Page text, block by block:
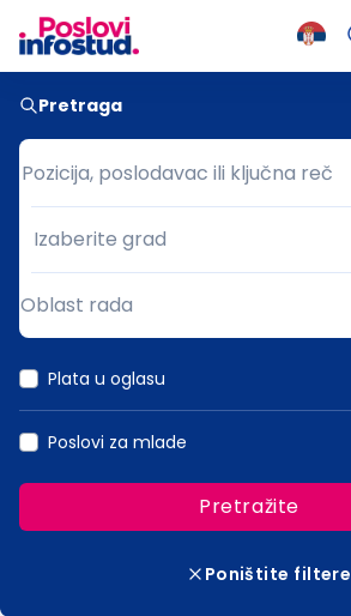
Pretraga
Pozicija, poslodavac ili ključna reč
Pozicija, poslodavac ili ključna reč
Grad
Izaberite grad
Oblast rada
Plata u oglasu
Poslovi za mlade
Pretražite
Poništite filtere